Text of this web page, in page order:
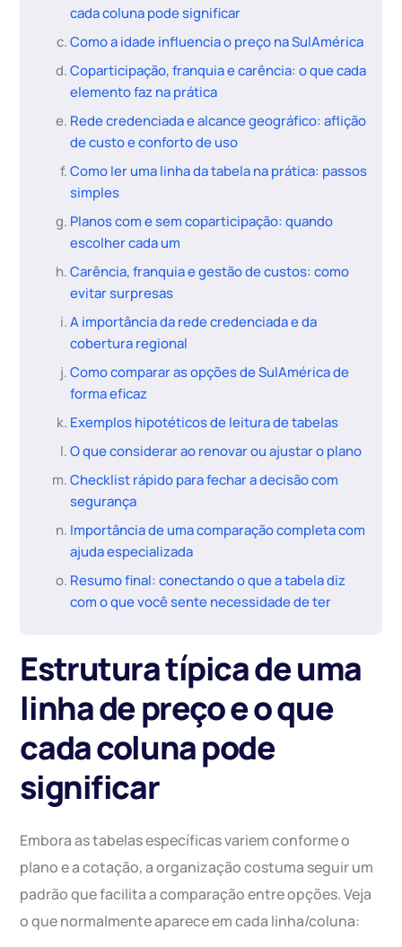
cada coluna pode significar
Como a idade influencia o preço na SulAmérica
Coparticipação, franquia e carência: o que cada
elemento faz na prática
Rede credenciada e alcance geográfico: aflição
de custo e conforto de uso
Como ler uma linha da tabela na prática: passos
simples
Planos com e sem coparticipação: quando
escolher cada um
Carência, franquia e gestão de custos: como
evitar surpresas
A importância da rede credenciada e da
cobertura regional
Como comparar as opções de SulAmérica de
forma eficaz
Exemplos hipotéticos de leitura de tabelas
O que considerar ao renovar ou ajustar o plano
Checklist rápido para fechar a decisão com
segurança
Importância de uma comparação completa com
ajuda especializada
Resumo final: conectando o que a tabela diz
com o que você sente necessidade de ter
Estrutura típica de uma
linha de preço e o que
cada coluna pode
significar
Embora as tabelas específicas variem conforme o
plano e a cotação, a organização costuma seguir um
padrão que facilita a comparação entre opções. Veja
o que normalmente aparece em cada linha/coluna: